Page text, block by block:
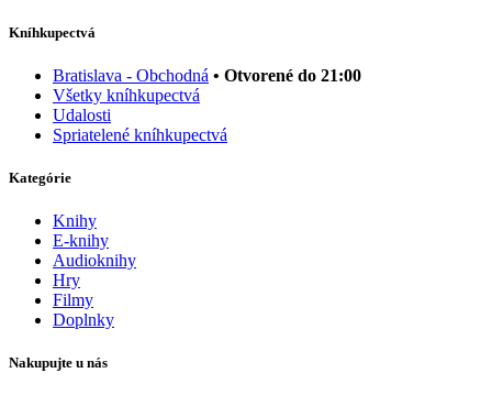
Kníhkupectvá
Bratislava - Obchodná • Otvorené do 21:00
Všetky kníhkupectvá
Udalosti
Spriatelené kníhkupectvá
Kategórie
Knihy
E-knihy
Audioknihy
Hry
Filmy
Doplnky
Nakupujte u nás